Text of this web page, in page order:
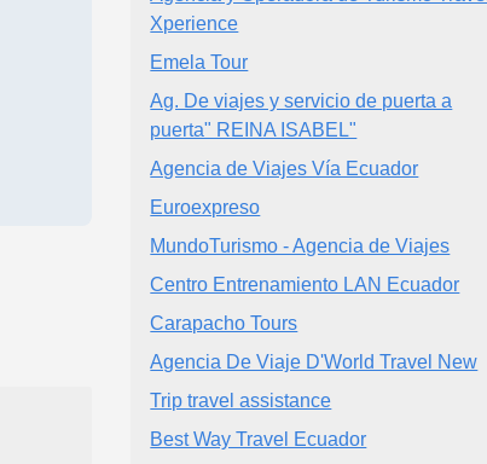
Xperience
Emela Tour
Ag. De viajes y servicio de puerta a
puerta" REINA ISABEL"
Agencia de Viajes Vía Ecuador
Euroexpreso
MundoTurismo - Agencia de Viajes
Centro Entrenamiento LAN Ecuador
Carapacho Tours
Agencia De Viaje D'World Travel New
Trip travel assistance
Best Way Travel Ecuador